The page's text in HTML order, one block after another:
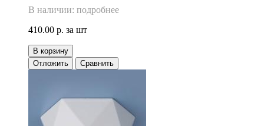
В наличии: подробнее
410.00 р. за шт
В корзину
Отложить
Сравнить